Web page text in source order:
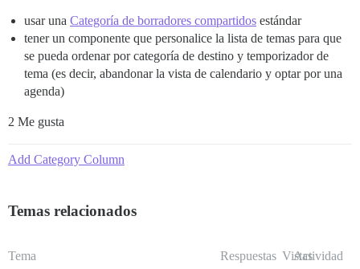
usar una Categoría de borradores compartidos estándar
tener un componente que personalice la lista de temas para que
se pueda ordenar por categoría de destino y temporizador de
tema (es decir, abandonar la vista de calendario y optar por una
agenda)
2 Me gusta
Add Category Column
Temas relacionados
Tema Respuestas Vistas
Actividad